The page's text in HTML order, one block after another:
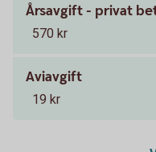
Årsavgift - privat
570 kr
Aviavgift
19 kr